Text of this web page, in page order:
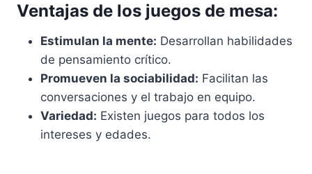
Ventajas de los juegos de mesa:
Estimulan la mente: Desarrollan habilidades
de pensamiento crítico.
Promueven la sociabilidad: Facilitan las
conversaciones y el trabajo en equipo.
Variedad: Existen juegos para todos los
intereses y edades.